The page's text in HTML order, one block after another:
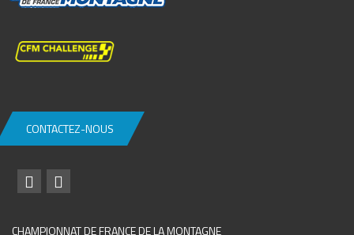
CONTACTEZ-NOUS
CHAMPIONNAT DE FRANCE DE LA MONTAGNE